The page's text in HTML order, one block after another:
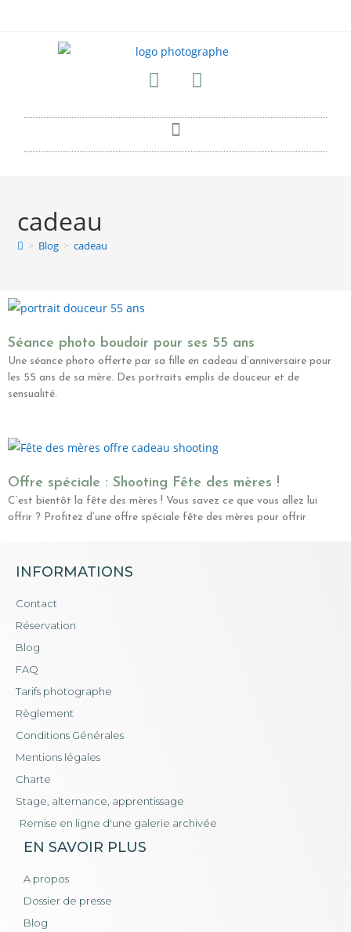
cadeau
> Blog > cadeau
Séance photo boudoir pour ses 55 ans
Une séance photo offerte par sa fille en cadeau d’anniversaire pour
les 55 ans de sa mère. Des portraits emplis de douceur et de
sensualité.
Offre spéciale : Shooting Fête des mères !
C’est bientôt la fête des mères ! Vous savez ce que vous allez lui
offrir ? Profitez d’une offre spéciale fête des mères pour offrir
INFORMATIONS
Contact
Réservation
Blog
FAQ
Tarifs photographe
Règlement
Conditions Générales
Mentions légales
Charte
Stage, alternance, apprentissage
Remise en ligne d'une galerie archivée
EN SAVOIR PLUS
A propos
Dossier de presse
Blog